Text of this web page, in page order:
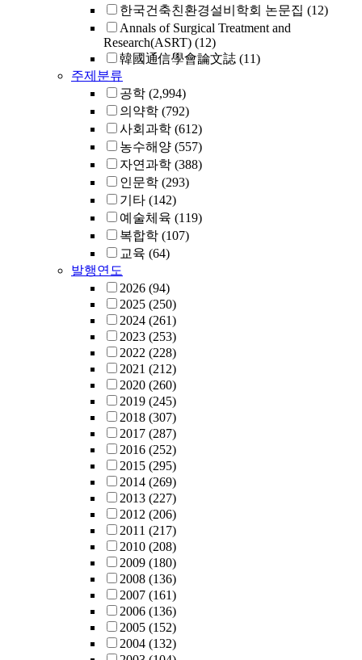
한국건축친환경설비학회 논문집 (12)
Annals of Surgical Treatment and
Research(ASRT) (12)
韓國通信學會論文誌 (11)
주제분류
공학 (2,994)
의약학 (792)
사회과학 (612)
농수해양 (557)
자연과학 (388)
인문학 (293)
기타 (142)
예술체육 (119)
복합학 (107)
교육 (64)
발행연도
2026 (94)
2025 (250)
2024 (261)
2023 (253)
2022 (228)
2021 (212)
2020 (260)
2019 (245)
2018 (307)
2017 (287)
2016 (252)
2015 (295)
2014 (269)
2013 (227)
2012 (206)
2011 (217)
2010 (208)
2009 (180)
2008 (136)
2007 (161)
2006 (136)
2005 (152)
2004 (132)